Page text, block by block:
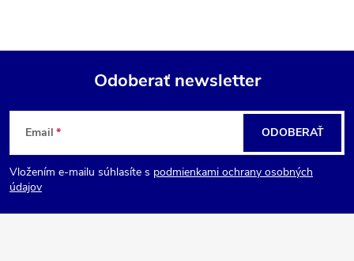
Z
á
p
Odoberať newsletter
Email
Vložením e-mailu súhlasíte s podmienkami ochrany osobných
údajov
ODOBERAŤ